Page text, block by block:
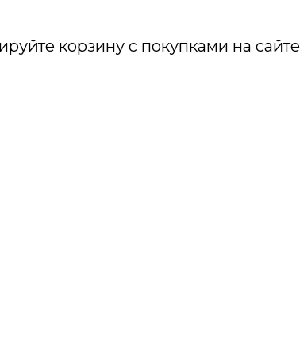
корзину с покупками на сайте